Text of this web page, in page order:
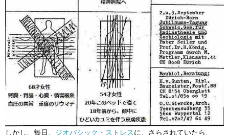
しかし、毎日、 ジオパシック・ストレスに、さらされていたら、